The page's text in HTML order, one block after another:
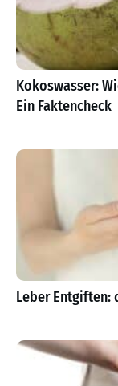
Kokoswasser:
Ein Faktencheck
Leber Entgiften: